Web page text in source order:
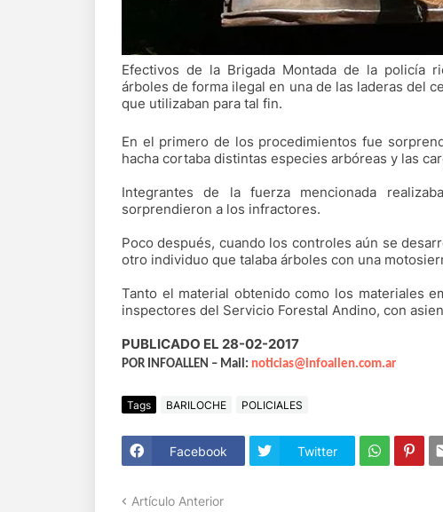
Efectivos de la Brigada Montada de la policía
árboles de forma ilegal en una de las laderas del
que utilizaban para tal fin.
En el primero de los procedimientos fue
hacha cortaba distintas especies arbóreas y las
Integrantes de la fuerza mencionada
sorprendieron a los infractores.
Poco después, cuando los controles aún se
otro individuo que talaba árboles con una
Tanto el material obtenido como los materiales
inspectores del Servicio Forestal Andino, con
PUBLICADO EL 28-02-2017
POR INFOALLEN – Mail: noticias@infoallen.com.ar
Tags BARILOCHE POLICIALES
Facebook Twitter
Artículo Anterior